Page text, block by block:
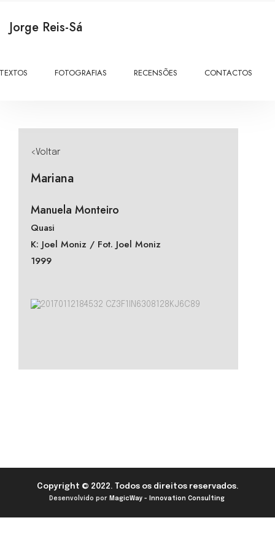
Jorge Reis-Sá
TEXTOS FOTOGRAFIAS RECENSÕES CONTACTOS
<Voltar
Mariana
Manuela Monteiro
Quasi
K: Joel Moniz / Fot. Joel Moniz
1999
Copyright © 2022. Todos os direitos reservados.
Desenvolvido por MagicWay - Innovation Consulting